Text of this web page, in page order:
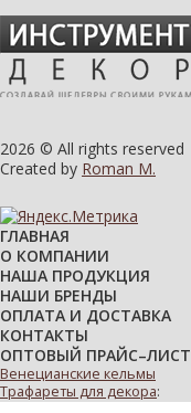
2026 © All rights reserved
Created by Roman M.
ГЛАВНАЯ
О КОМПАНИИ
НАША ПРОДУКЦИЯ
НАШИ БРЕНДЫ
ОПЛАТА И ДОСТАВКА
КОНТАКТЫ
ОПТОВЫЙ ПРАЙС–ЛИСТ
Венецианские кельмы
Трафареты для декора: